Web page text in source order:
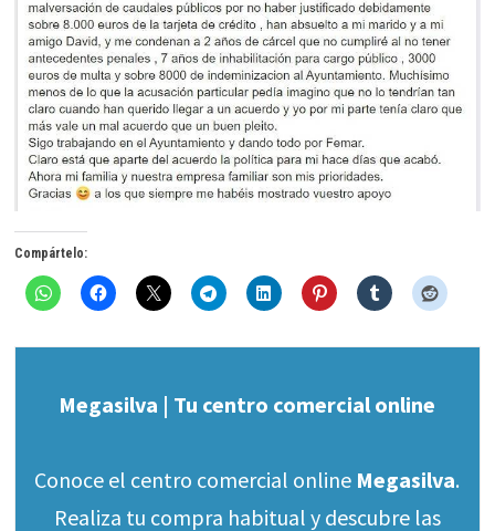
Compártelo:
Megasilva | Tu centro comercial online
Conoce el centro comercial online Megasilva.
Realiza tu compra habitual y descubre las